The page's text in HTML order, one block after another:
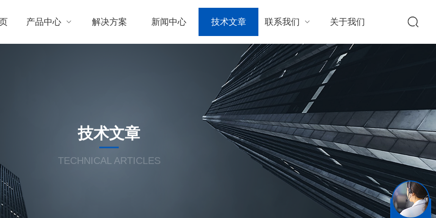
产品中心 解决方案 新闻中心 技术文章 联系我们 关于我们
技术文章
TECHNICAL ARTICLES